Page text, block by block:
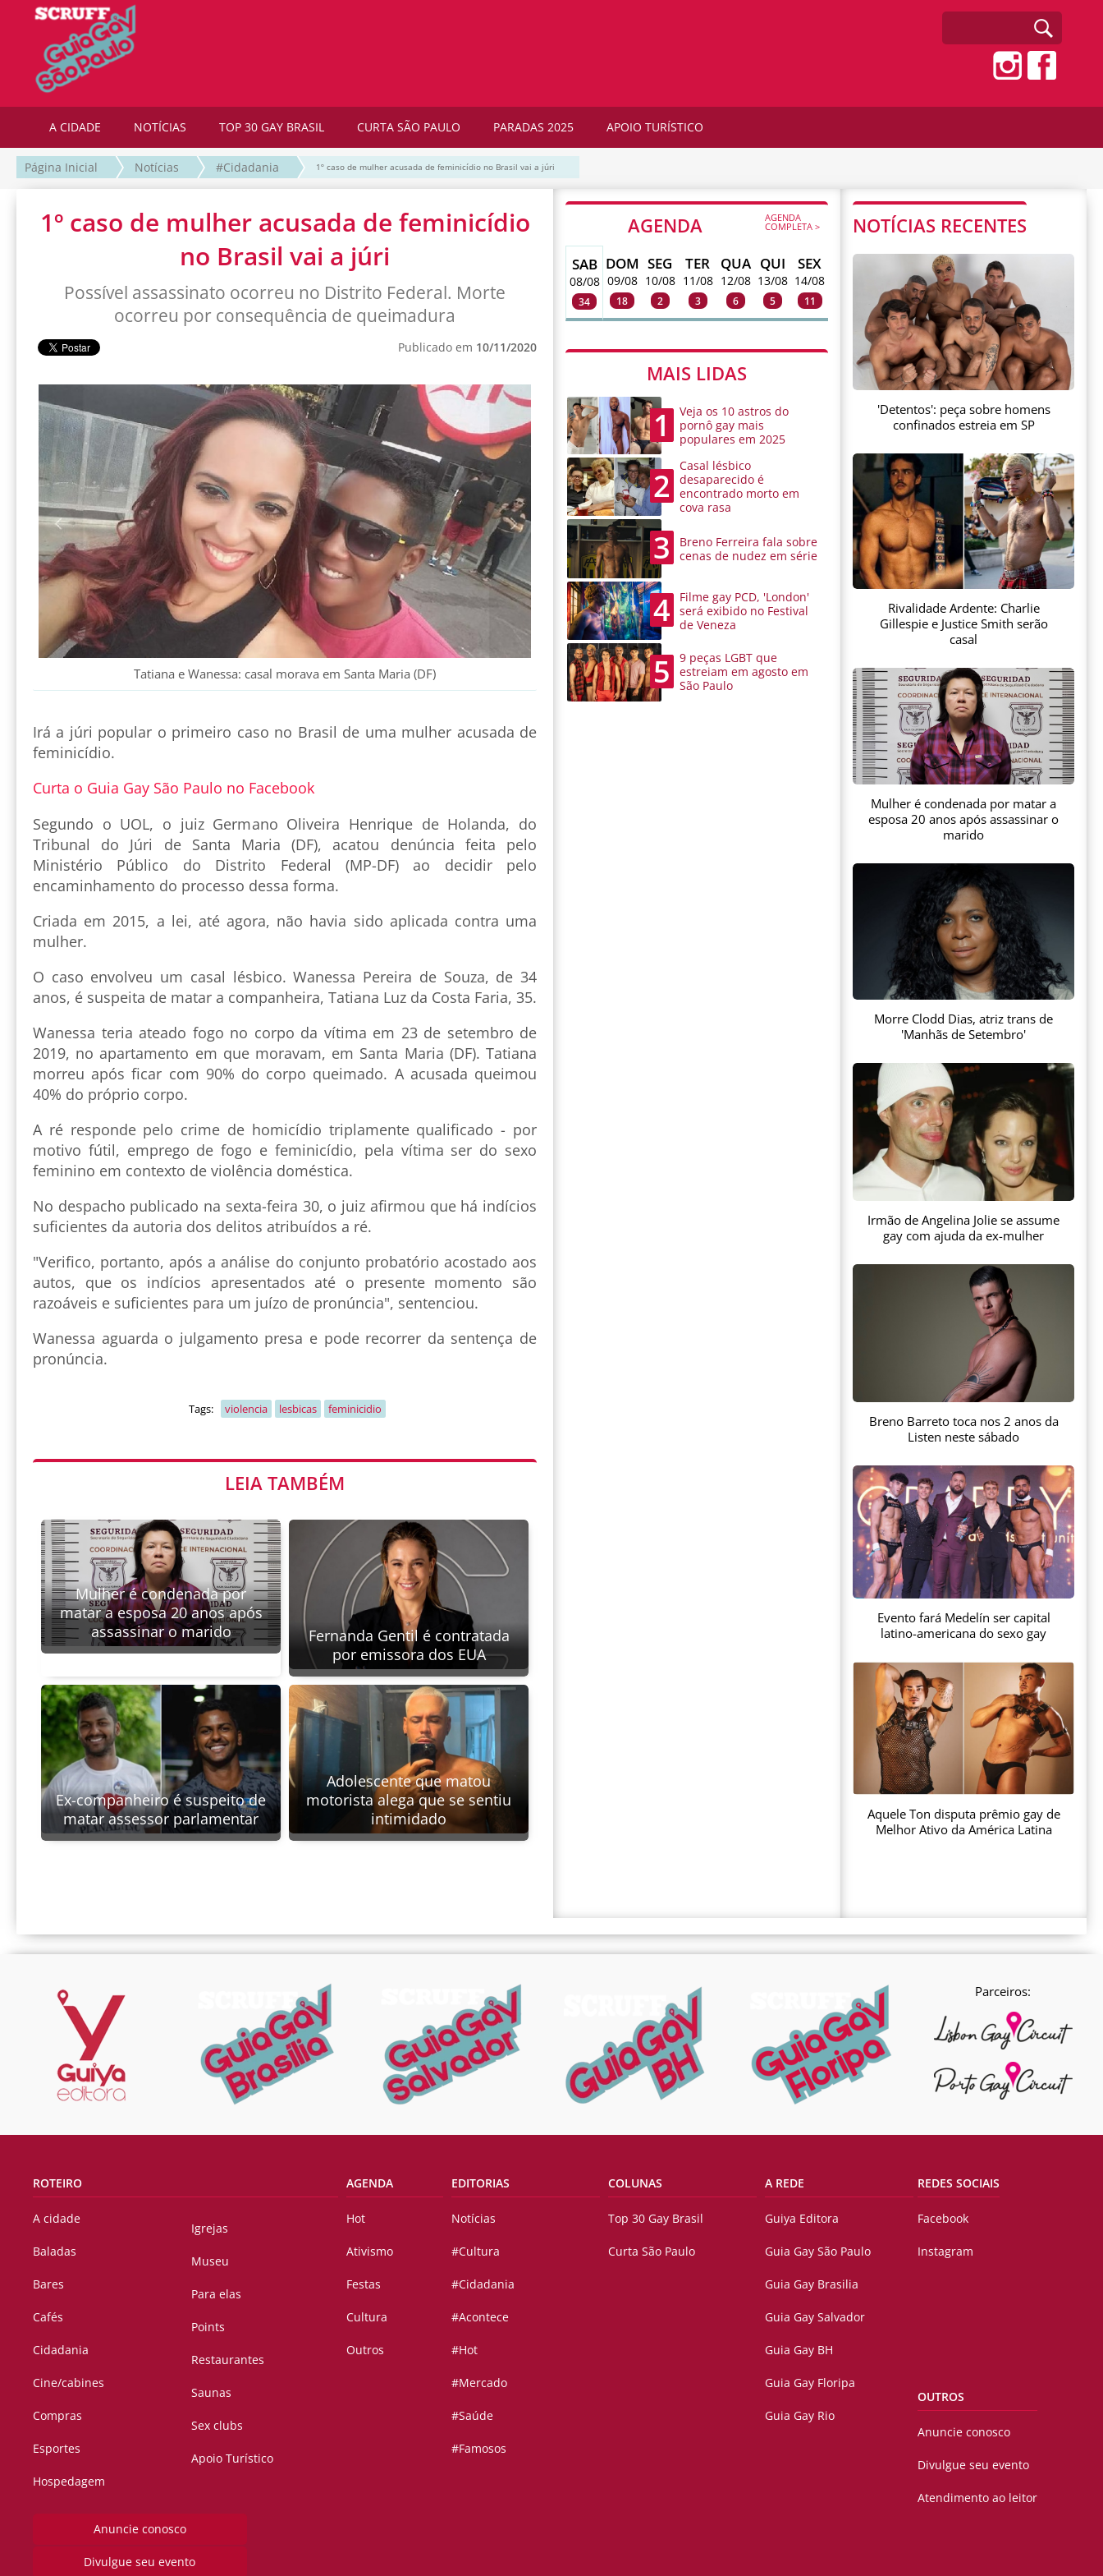
A CIDADE NOTÍCIAS TOP 30 GAY BRASIL CURTA SÃO PAULO PARADAS 2025 APOIO TURÍSTICO
Página Inicial Notícias #Cidadania 1º caso de mulher acusada de feminicídio no Brasil vai a júri
1º caso de mulher acusada de feminicídio
no Brasil vai a júri
Possível assassinato ocorreu no Distrito Federal. Morte
ocorreu por consequência de queimadura
Publicado em 10/11/2020
Tatiana e Wanessa: casal morava em Santa Maria (DF)
Irá a júri popular o primeiro caso no Brasil de uma mulher acusada de
feminicídio.
Curta o Guia Gay São Paulo no Facebook
Segundo o UOL, o juiz Germano Oliveira Henrique de Holanda, do
Tribunal do Júri de Santa Maria (DF), acatou denúncia feita pelo
Ministério Público do Distrito Federal (MP-DF) ao decidir pelo
encaminhamento do processo dessa forma.
Criada em 2015, a lei, até agora, não havia sido aplicada contra uma
mulher.
O caso envolveu um casal lésbico. Wanessa Pereira de Souza, de 34
anos, é suspeita de matar a companheira, Tatiana Luz da Costa Faria, 35.
Wanessa teria ateado fogo no corpo da vítima em 23 de setembro de
2019, no apartamento em que moravam, em Santa Maria (DF). Tatiana
morreu após ficar com 90% do corpo queimado. A acusada queimou
40% do próprio corpo.
A ré responde pelo crime de homicídio triplamente qualificado - por
motivo fútil, emprego de fogo e feminicídio, pela vítima ser do sexo
feminino em contexto de violência doméstica.
No despacho publicado na sexta-feira 30, o juiz afirmou que há indícios
suficientes da autoria dos delitos atribuídos a ré.
"Verifico, portanto, após a análise do conjunto probatório acostado aos
autos, que os indícios apresentados até o presente momento são
razoáveis e suficientes para um juízo de pronúncia", sentenciou.
Wanessa aguarda o julgamento presa e pode recorrer da sentença de
pronúncia.
Tags: violencia lesbicas feminicidio
LEIA TAMBÉM
Mulher é condenada por
matar a esposa 20 anos após
assassinar o marido
Fernanda Gentil é contratada
por emissora dos EUA
Ex-companheiro é suspeito de
matar assessor parlamentar
Adolescente que matou
motorista alega que se sentiu
intimidado
AGENDA AGENDA
COMPLETA >
SAB
08/08
34
DOM
09/08
18
SEG
10/08
2
TER
11/08
3
QUA
12/08
6
QUI
13/08
5
SEX
14/08
11
MAIS LIDAS
1
Veja os 10 astros do
pornô gay mais
populares em 2025
2
Casal lésbico
desaparecido é
encontrado morto em
cova rasa
3
Breno Ferreira fala sobre
cenas de nudez em série
4
Filme gay PCD, 'London'
será exibido no Festival
de Veneza
5
9 peças LGBT que
estreiam em agosto em
São Paulo
NOTÍCIAS RECENTES
'Detentos': peça sobre homens
confinados estreia em SP
Rivalidade Ardente: Charlie
Gillespie e Justice Smith serão
casal
Mulher é condenada por matar a
esposa 20 anos após assassinar o
marido
Morre Clodd Dias, atriz trans de
'Manhãs de Setembro'
Irmão de Angelina Jolie se assume
gay com ajuda da ex-mulher
Breno Barreto toca nos 2 anos da
Listen neste sábado
Evento fará Medelín ser capital
latino-americana do sexo gay
Aquele Ton disputa prêmio gay de
Melhor Ativo da América Latina
Parceiros:
ROTEIRO
A cidade
Baladas
Bares
Cafés
Cidadania
Cine/cabines
Compras
Esportes
Hospedagem
Igrejas
Museu
Para elas
Points
Restaurantes
Saunas
Sex clubs
Apoio Turístico
Anuncie conosco
Divulgue seu evento
AGENDA
Hot
Ativismo
Festas
Cultura
Outros
EDITORIAS
Notícias
#Cultura
#Cidadania
#Acontece
#Hot
#Mercado
#Saúde
#Famosos
COLUNAS
Top 30 Gay Brasil
Curta São Paulo
A REDE
Guiya Editora
Guia Gay São Paulo
Guia Gay Brasilia
Guia Gay Salvador
Guia Gay BH
Guia Gay Floripa
Guia Gay Rio
REDES SOCIAIS
Facebook
Instagram
OUTROS
Anuncie conosco
Divulgue seu evento
Atendimento ao leitor